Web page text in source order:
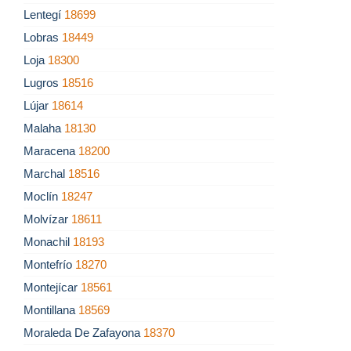
Lentegí 18699
Lobras 18449
Loja 18300
Lugros 18516
Lújar 18614
Malaha 18130
Maracena 18200
Marchal 18516
Moclín 18247
Molvízar 18611
Monachil 18193
Montefrío 18270
Montejícar 18561
Montillana 18569
Moraleda De Zafayona 18370